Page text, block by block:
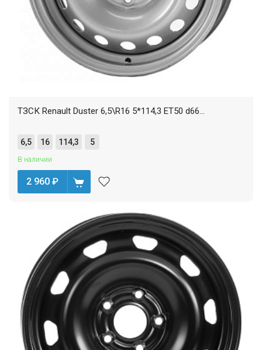
ТЗСК Renault Duster 6,5\R16 5*114,3 ET50 d66...
6,5 16 114,3 5
В наличии
2 960 ₽